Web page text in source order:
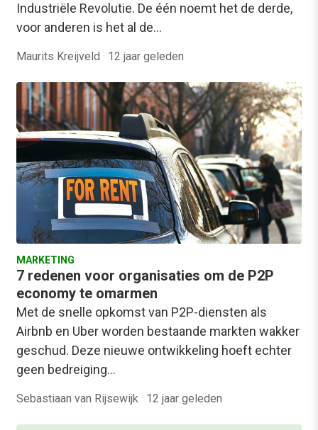
Industriële Revolutie. De één noemt het de derde,
voor anderen is het al de…
Maurits Kreijveld · 12 jaar geleden
MARKETING
7 redenen voor organisaties om de P2P
economy te omarmen
Met de snelle opkomst van P2P-diensten als
Airbnb en Uber worden bestaande markten wakker
geschud. Deze nieuwe ontwikkeling hoeft echter
geen bedreiging…
Sebastiaan van Rijsewijk · 12 jaar geleden